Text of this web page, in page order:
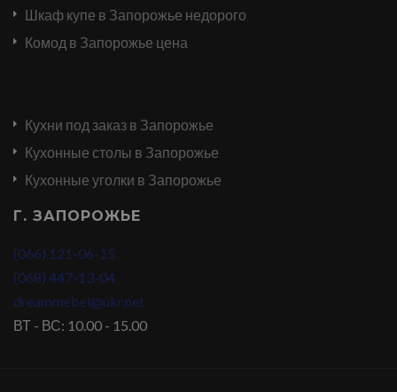
Шкаф купе в Запорожье недорого
Комод в Запорожье цена
Кухни под заказ в Запорожье
Кухонные столы в Запорожье
Кухонные уголки в Запорожье
Г. ЗАПОРОЖЬЕ
(066) 121-06-15
(068) 447-13-04
dreammebel@ukr.net
ВТ - ВС: 10.00 - 15.00